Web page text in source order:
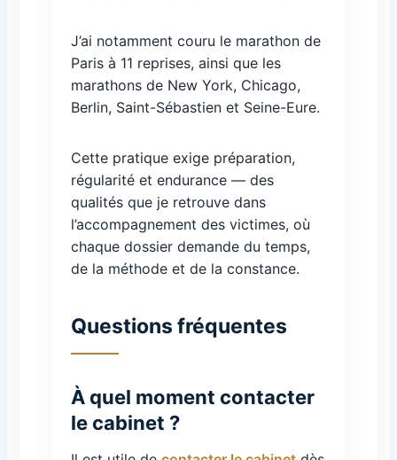
J’ai notamment couru le marathon de
Paris à 11 reprises, ainsi que les
marathons de New York, Chicago,
Berlin, Saint-Sébastien et Seine-Eure.
Cette pratique exige préparation,
régularité et endurance — des
qualités que je retrouve dans
l’accompagnement des victimes, où
chaque dossier demande du temps,
de la méthode et de la constance.
Questions fréquentes
À quel moment contacter
le cabinet ?